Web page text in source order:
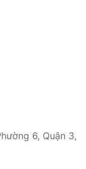
6, Quận 3,